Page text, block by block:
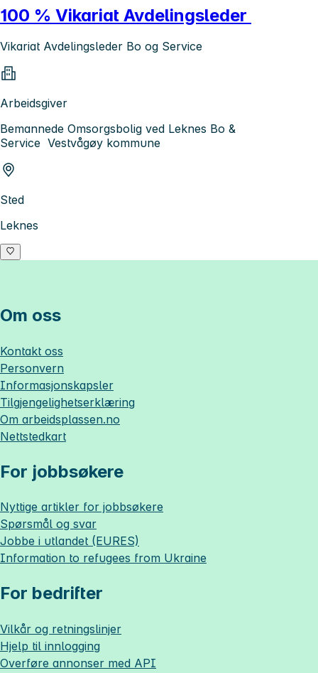
100 % Vikariat Avdelingsleder
Vikariat Avdelingsleder Bo og Service
Arbeidsgiver
Bemannede Omsorgsbolig ved Leknes Bo &
Service Vestvågøy kommune
Sted
Leknes
Om oss
Kontakt oss
Personvern
Informasjonskapsler
Tilgjengelighetserklæring
Om arbeidsplassen.no
Nettstedkart
For jobbsøkere
Nyttige artikler for jobbsøkere
Spørsmål og svar
Jobbe i utlandet (EURES)
Information to refugees from Ukraine
For bedrifter
Vilkår og retningslinjer
Hjelp til innlogging
Overføre annonser med API